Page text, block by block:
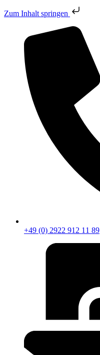
Zum Inhalt springen
+49 (0) 2922 912 11 89